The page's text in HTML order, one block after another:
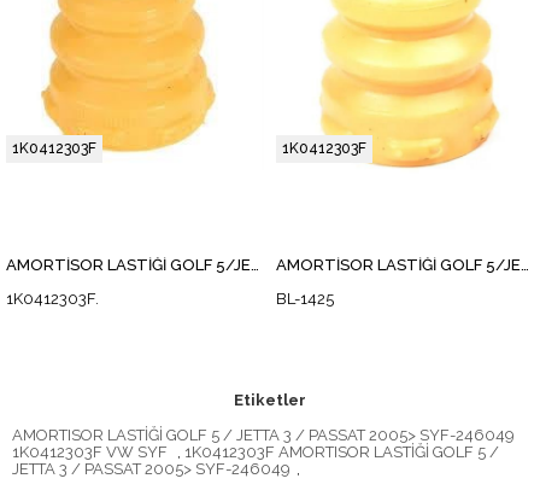
AMORTİSÖR LASTİĞİ GOLF 5/JETTA 3/PASSAT 2005
1K0412303F.
1K0412303F
AMORTİSÖR LASTİĞİ GOLF 5/JETTA 3/PASSAT 2005
BL-1425
1K0412303F
Etiketler
AMORTISOR LASTİĞİ GOLF 5 / JETTA 3 / PASSAT 2005> SYF-246049
1K0412303F VW SYF
, 1K0412303F AMORTISOR LASTİĞİ GOLF 5 /
JETTA 3 / PASSAT 2005> SYF-246049 ,